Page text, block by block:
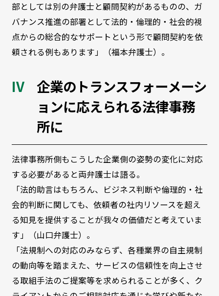
部としては別の弁護士と顧問契約があるものの、ガ
バナンス推進の部署として法的・倫理的・社会的視
点からの総合的なサポートという形で顧問契約を依
頼される例もあります」（福本弁護士）。
企業のトランスフォーメーシ
ョンに応えられる法律事務
所に
法律事務所側もこうした企業側の姿勢の変化に対応
する必要があると両弁護士は語る。
「法的助言はもちろん、ビジネス判断や倫理的・社
会的判断に関しても、依頼者の社内リソースを超え
る知見を提供することが我々の価値だと考えていま
す」（山口弁護士）。
「法規制への対応のみならず、各種業界の自主規制
の動向等を踏まえた、サービスの信頼性を向上させ
る取組手法のご提案等を求められることが多く、ク